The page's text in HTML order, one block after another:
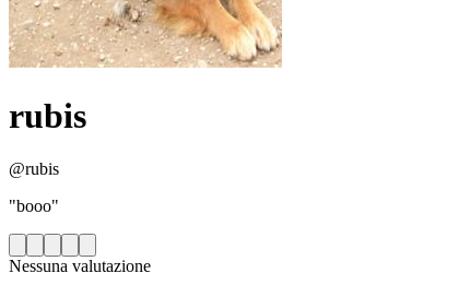
rubis
@rubis
"booo"
Nessuna valutazione